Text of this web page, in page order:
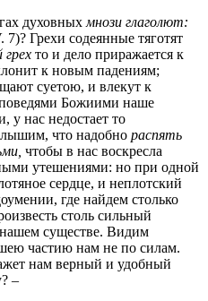
духовных мнози глаголют:
7)? Грехи содеянные тяготят
то и дело приражается к
к новым падениям;
суетою, и влекут к
Божиими наше
у нас недостает то
что надобно распять
чтобы в нас воскресла
утешениями: но при одной
сердце, и неплотский
где найдем столько
столь сильный
существе. Видим
частию нам не по силам.
нам верный и удобный
–